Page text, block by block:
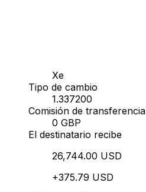
Xe
Tipo de cambio
1.337200
Comisión de transferencia
0 GBP
El destinatario recibe
26,744.00 USD
+375.79 USD